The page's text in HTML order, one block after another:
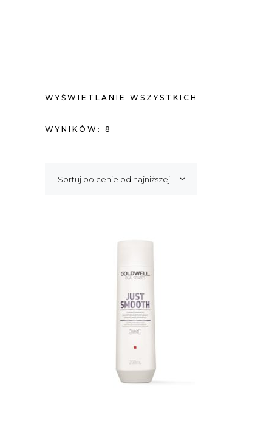
WYŚWIETLANIE WSZYSTKICH
WYNIKÓW: 8
WYSOKIEJ
Sortuj po cenie od najniższej